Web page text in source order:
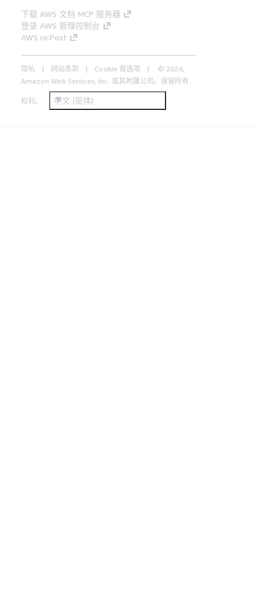
下载 AWS 文档 MCP 服务器
登录 AWS 管理控制台
AWS re:Post
隐私 网站条款 Cookie 首选项
© 2026,
Amazon Web Services, Inc. 或其附属公司。保留所有
权利。 中文 (简体)